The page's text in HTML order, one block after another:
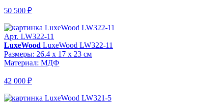
50 500 ₽
Арт. LW322-11
LuxeWood LuxeWood LW322-11
Размеры: 26.4 x 17 x 23 см
Материал: МДФ
42 000 ₽